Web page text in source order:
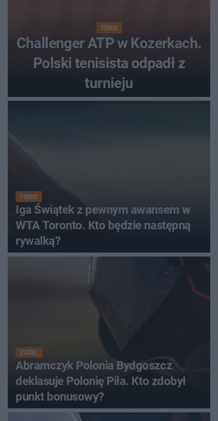
TENIS
Challenger ATP w Kozerkach.
Polski tenisista odpadł z
turnieju
TENIS
Iga Świątek z pewnym awansem w
WTA Toronto. Kto będzie następną
rywalką?
ŻUŻEL
Abramczyk Polonia Bydgoszcz
deklasuje Polonię Piła. Kto zdobył
punkt bonusowy?